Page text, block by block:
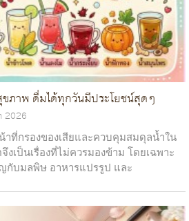
ภาพ ดื่มได้ทุกวันมีประโยชน์สุดๆ
2026
ที่กรองของเสียและควบคุมสมดุลน้ำใน
งเป็นเรื่องที่ไม่ควรมองข้าม โดยเฉพาะ
กับมลพิษ อาหารแปรรูป และ